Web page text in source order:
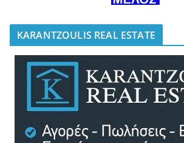
KARANTZOULIS REAL ESTATE